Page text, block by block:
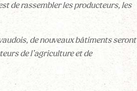
de rassembler les producteurs, les
de nouveaux bâtiments seront
de l’agriculture et de